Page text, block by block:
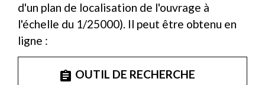
d'un plan de localisation de l'ouvrage à
l'échelle du 1/25000). Il peut être obtenu en
ligne :
assignment OUTIL DE RECHERCHE